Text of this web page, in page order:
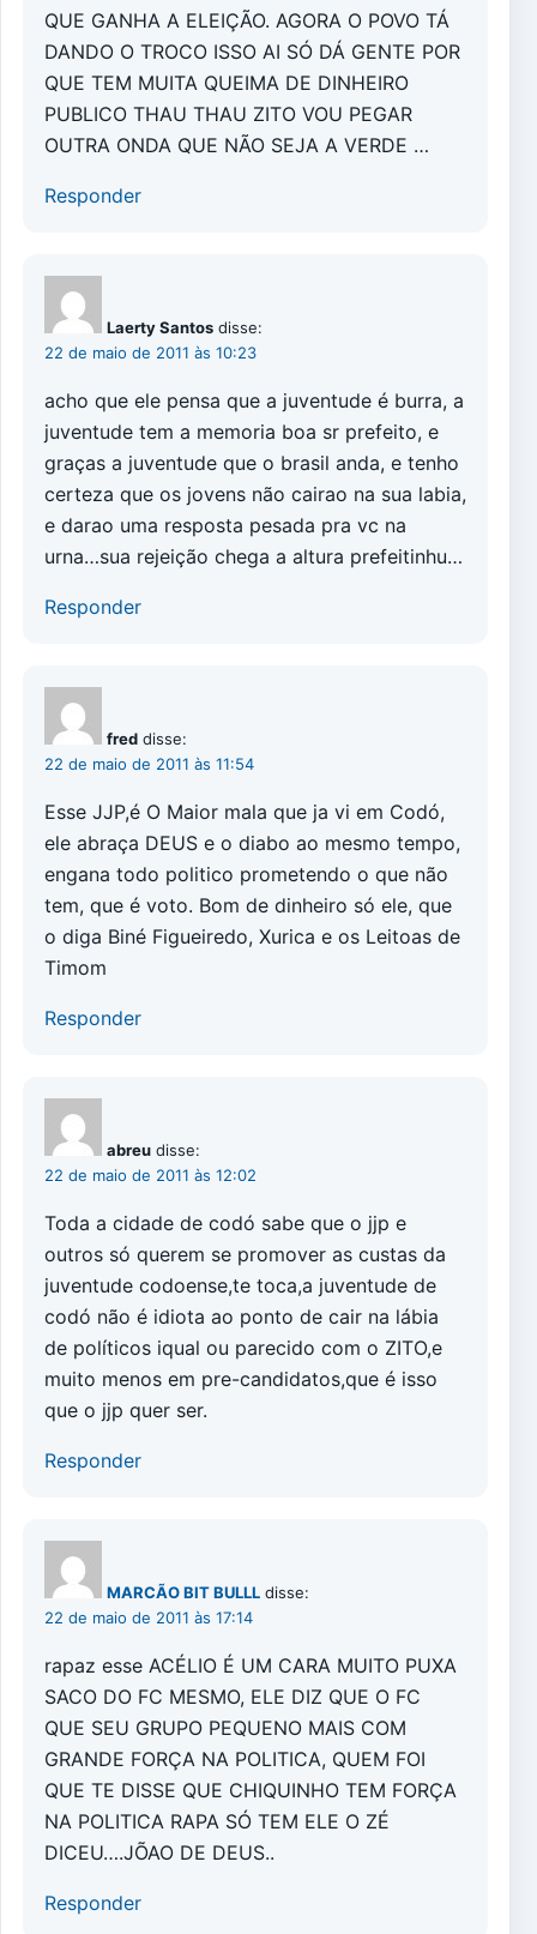
QUE GANHA A ELEIÇÃO. AGORA O POVO TÁ
DANDO O TROCO ISSO AI SÓ DÁ GENTE POR
QUE TEM MUITA QUEIMA DE DINHEIRO
PUBLICO THAU THAU ZITO VOU PEGAR
OUTRA ONDA QUE NÃO SEJA A VERDE …
Responder
Laerty Santos disse:
22 de maio de 2011 às 10:23
acho que ele pensa que a juventude é burra, a
juventude tem a memoria boa sr prefeito, e
graças a juventude que o brasil anda, e tenho
certeza que os jovens não cairao na sua labia,
e darao uma resposta pesada pra vc na
urna…sua rejeição chega a altura prefeitinhu…
Responder
fred disse:
22 de maio de 2011 às 11:54
Esse JJP,é O Maior mala que ja vi em Codó,
ele abraça DEUS e o diabo ao mesmo tempo,
engana todo politico prometendo o que não
tem, que é voto. Bom de dinheiro só ele, que
o diga Biné Figueiredo, Xurica e os Leitoas de
Timom
Responder
abreu disse:
22 de maio de 2011 às 12:02
Toda a cidade de codó sabe que o jjp e
outros só querem se promover as custas da
juventude codoense,te toca,a juventude de
codó não é idiota ao ponto de cair na lábia
de políticos iqual ou parecido com o ZITO,e
muito menos em pre-candidatos,que é isso
que o jjp quer ser.
Responder
MARCÃO BIT BULLL disse:
22 de maio de 2011 às 17:14
rapaz esse ACÉLIO É UM CARA MUITO PUXA
SACO DO FC MESMO, ELE DIZ QUE O FC
QUE SEU GRUPO PEQUENO MAIS COM
GRANDE FORÇA NA POLITICA, QUEM FOI
QUE TE DISSE QUE CHIQUINHO TEM FORÇA
NA POLITICA RAPA SÓ TEM ELE O ZÉ
DICEU….JÕAO DE DEUS..
Responder